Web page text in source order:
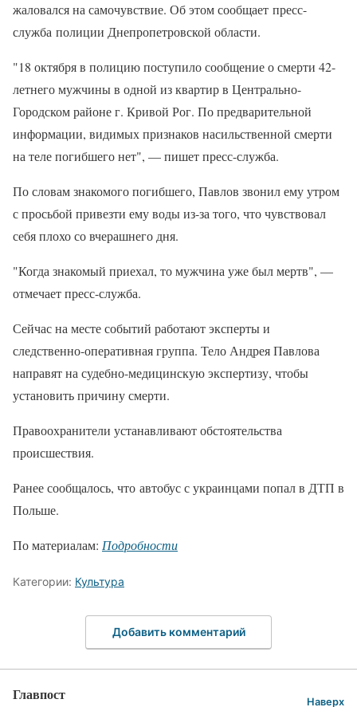
жаловался на самочувствие. Об этом сообщает пресс-
служба полиции Днепропетровской области.
"18 октября в полицию поступило сообщение о смерти 42-
летнего мужчины в одной из квартир в Центрально-
Городском районе г. Кривой Рог. По предварительной
информации, видимых признаков насильственной смерти
на теле погибшего нет", — пишет пресс-служба.
По словам знакомого погибшего, Павлов звонил ему утром
с просьбой привезти ему воды из-за того, что чувствовал
себя плохо со вчерашнего дня.
"Когда знакомый приехал, то мужчина уже был мертв", —
отмечает пресс-служба.
Сейчас на месте событий работают эксперты и
следственно-оперативная группа. Тело Андрея Павлова
направят на судебно-медицинскую экспертизу, чтобы
установить причину смерти.
Правоохранители устанавливают обстоятельства
происшествия.
Ранее сообщалось, что автобус с украинцами попал в ДТП в
Польше.
По материалам: Подробности
Категории: Культура
Добавить комментарий
Главпост Наверх